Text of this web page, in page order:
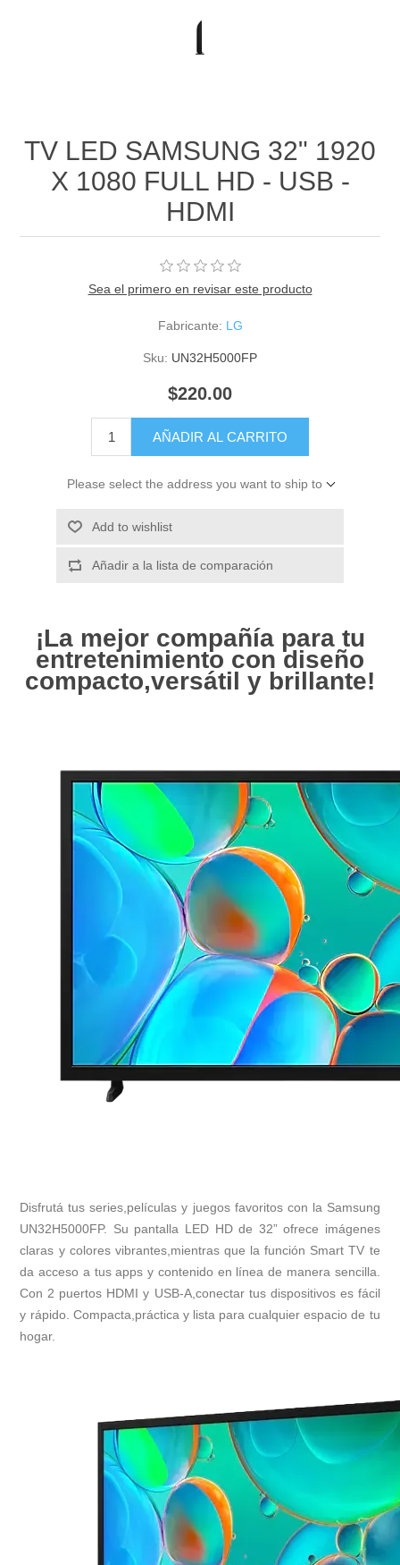
TV LED SAMSUNG 32" 1920
X 1080 FULL HD - USB -
HDMI
Sea el primero en revisar este producto
Fabricante: LG
Sku: UN32H5000FP
$220.00
AÑADIR AL CARRITO
Please select the address you want to ship to
Add to wishlist
Añadir a la lista de comparación
¡La mejor compañía para tu
entretenimiento con diseño
compacto,versátil y brillante!
Disfrutá tus series,películas y juegos favoritos con la Samsung
UN32H5000FP. Su pantalla LED HD de 32” ofrece imágenes
claras y colores vibrantes,mientras que la función Smart TV te
da acceso a tus apps y contenido en línea de manera sencilla.
Con 2 puertos HDMI y USB-A,conectar tus dispositivos es fácil
y rápido. Compacta,práctica y lista para cualquier espacio de tu
hogar.